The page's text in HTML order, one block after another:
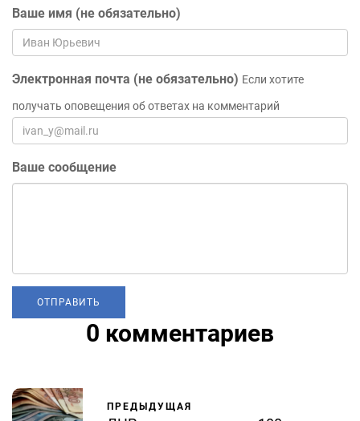
Ваше имя (не обязательно)
Электронная почта (не обязательно) Если хотите
получать оповещения об ответах на комментарий
Ваше сообщение
0 комментариев
ПРЕДЫДУЩАЯ